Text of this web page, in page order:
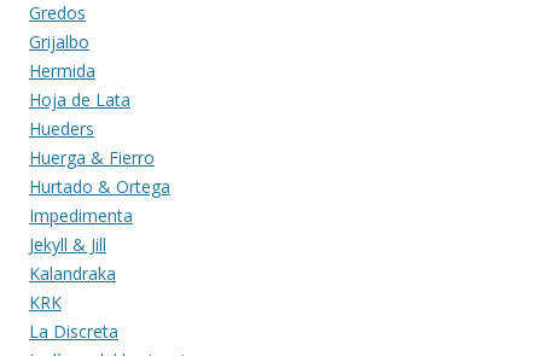
Gredos
Grijalbo
Hermida
Hoja de Lata
Hueders
Huerga & Fierro
Hurtado & Ortega
Impedimenta
Jekyll & Jill
Kalandraka
KRK
La Discreta